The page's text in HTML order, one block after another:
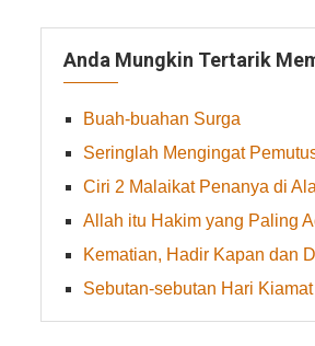
Anda Mungkin Tertarik
Buah-buahan Surga
Seringlah Mengingat
Ciri 2 Malaikat Penanya di
Allah itu Hakim yang Paling
Kematian, Hadir Kapan dan
Sebutan-sebutan Hari